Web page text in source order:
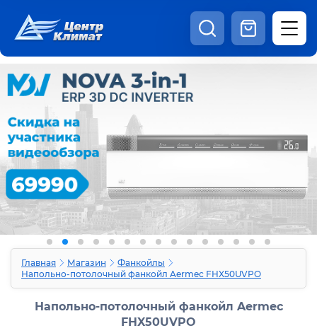
Каталог
Статьи
Наши работы Отзывы
Доставка и оплата Оферта
Контакты
8:00 - 20:00 Шоурум
Главная Магазин
Фанкойлы
Напольно-потолочный фанкойл Aermec FHX50UVPO
Напольно-потолочный фанкойл Aermec
FHX50UVPO